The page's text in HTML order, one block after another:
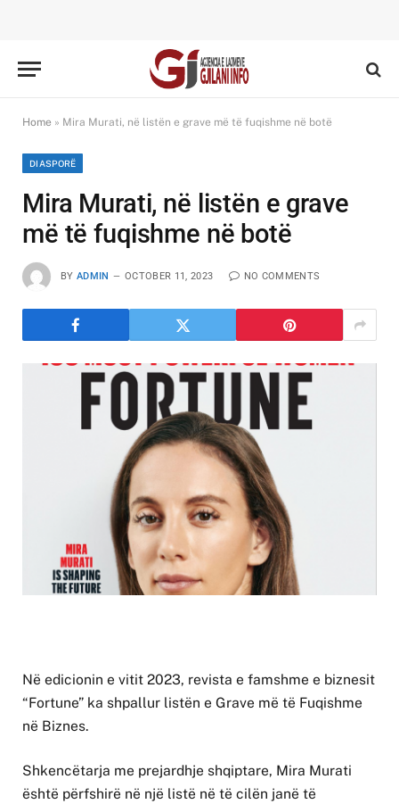
Home » Mira Murati, në listën e grave më të fuqishme në botë
DIASPORË
Mira Murati, në listën e grave
më të fuqishme në botë
BY ADMIN OCTOBER 11, 2023 NO COMMENTS
Në edicionin e vitit 2023, revista e famshme e biznesit
“Fortune” ka shpallur listën e Grave më të Fuqishme
në Biznes.
Shkencëtarja me prejardhje shqiptare, Mira Murati
është përfshirë në një listë në të cilën janë të